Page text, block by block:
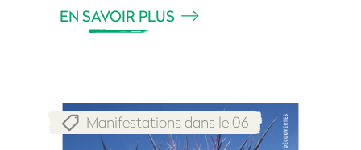
EN SAVOIR PLUS
Manifestations dans le 06